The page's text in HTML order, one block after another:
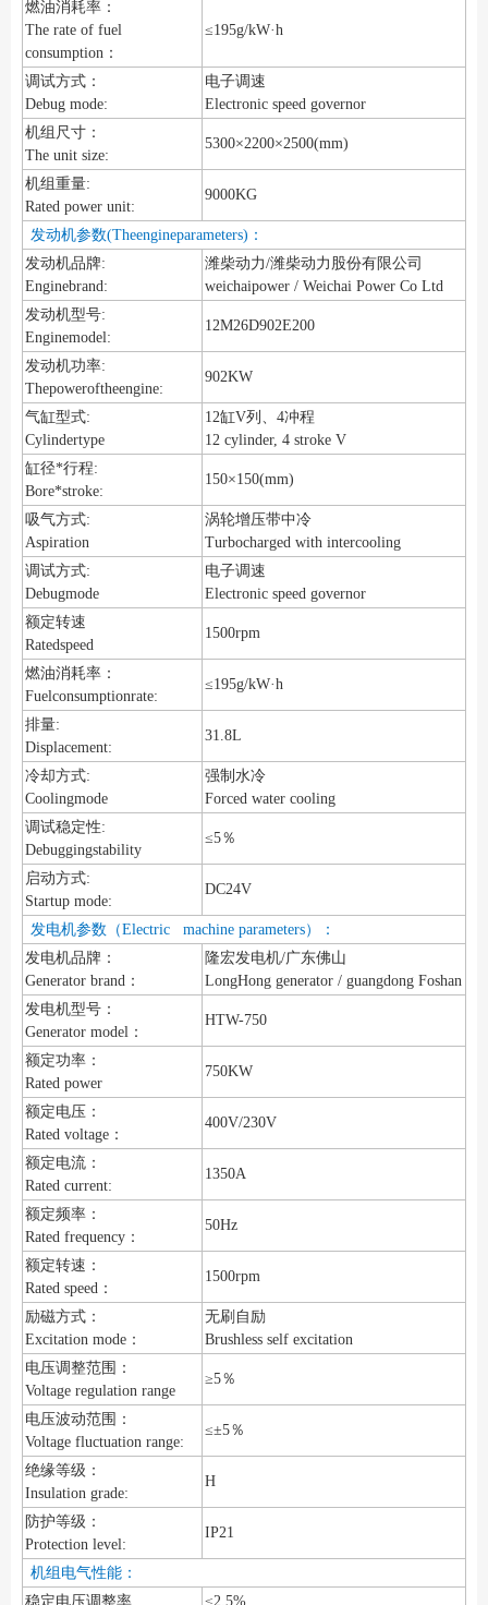
燃油消耗率：
The rate of fuel
consumption：
≤195g/kW·h
调试方式：
Debug mode:
电子调速
Electronic speed governor
机组尺寸：
The unit size:
5300×2200×2500(mm)
机组重量:
Rated power unit:
9000KG
发动机参数(Theengineparameters)：
发动机品牌:
Enginebrand:
潍柴动力/潍柴动力股份有限公司
weichaipower / Weichai Power Co Ltd
发动机型号:
Enginemodel:
12M26D902E200
发动机功率:
Thepoweroftheengine:
902KW
气缸型式:
Cylindertype
12缸V列、4冲程
12 cylinder, 4 stroke V
缸径*行程:
Bore*stroke:
150×150(mm)
吸气方式:
Aspiration
涡轮增压带中冷
Turbocharged with intercooling
调试方式:
Debugmode
电子调速
Electronic speed governor
额定转速
Ratedspeed
1500rpm
燃油消耗率：
Fuelconsumptionrate:
≤195g/kW·h
排量:
Displacement:
31.8L
冷却方式:
Coolingmode
强制水冷
Forced water cooling
调试稳定性:
Debuggingstability
≤5％
启动方式:
Startup mode:
DC24V
发电机参数（Electric machine parameters）：
发电机品牌：
Generator brand：
隆宏发电机/广东佛山
LongHong generator / guangdong Foshan
发电机型号：
Generator model：
HTW-750
额定功率：
Rated power
750KW
额定电压：
Rated voltage：
400V/230V
额定电流：
Rated current:
1350A
额定频率：
Rated frequency：
50Hz
额定转速：
Rated speed：
1500rpm
励磁方式：
Excitation mode：
无刷自励
Brushless self excitation
电压调整范围：
Voltage regulation range
≥5％
电压波动范围：
Voltage fluctuation range:
≤±5％
绝缘等级：
Insulation grade:
H
防护等级：
Protection level:
IP21
机组电气性能：
稳定电压调整率
≤2.5%